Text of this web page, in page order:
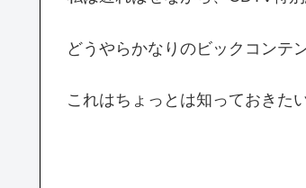
どうやらかなりのビックコンテ
これはちょっとは知っておきた